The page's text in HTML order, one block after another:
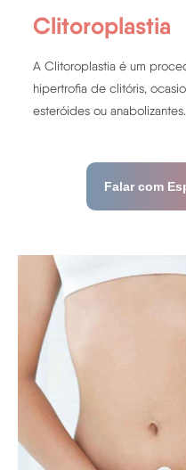
Clitoroplastia
A Clitoroplastia é um
hipertrofia de clitóris,
esteróides ou anabolizantes.
Falar com